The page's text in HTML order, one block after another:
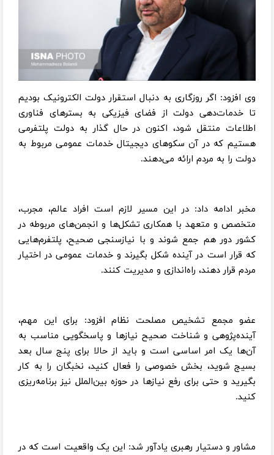
وی افزود: اگر روزگاری به دنبال استقرار دولت الکترونیک بودیم
تا خدمات‌دهی دولت از فضای فیزیکی به بسترهای فناوری
اطلاعات منتقل شود، اکنون در حال گذار به دولت پلتفرمی
هستیم که در آن سکوهای دیجیتال خدمات عمومی مربوط به
دولت را به مردم ارائه می‌دهند.
مخبر ادامه داد: در این مسیر لازم است افراد عالم، مجرب،
متخصص و متعهد با همکاری تشکل‌ها و انجمن‌های مربوطه در
کشور دور هم جمع شوند و با نیازسنجی صحیح، پلتفرم‌هایی
که قرار است در آینده شکل بگیرند و خدمات عمومی در اختیار
مردم قرار دهند، راه‌اندازی و مدیریت کنند.
عضو مجمع تشخیص مصلحت نظام افزود: برای این مهم،
آینده‌پژوهی و شناخت صحیح نیازها و پاسخگویی مناسب به
آن‌ها یک امر اساسی است و باید از حالا برای پنج سال بعد
بسیج شوید، بخش خصوصی را فعال کنید، نخبگان را به کار
بگیرید و حتی برای رفع نیازها در حوزه بین‌الملل نیز برنامه‌ریزی
کنید.
مشاور و دستیار رهبری یادآور شد: این یک واقعیت است که در